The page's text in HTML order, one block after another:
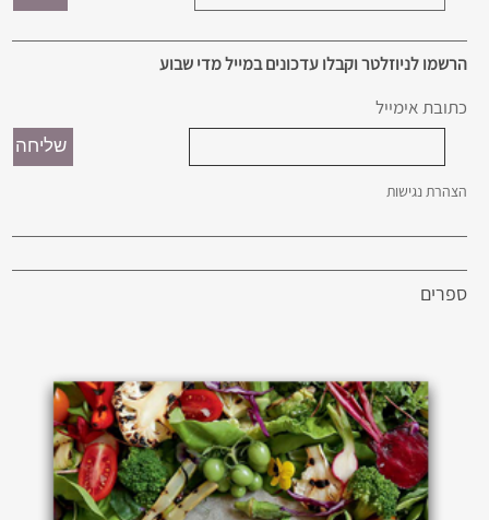
הרשמו לניוזלטר וקבלו עדכונים במייל מדי שבוע
כתובת אימייל
הצהרת נגישות
ספרים